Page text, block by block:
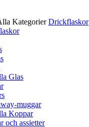
Kategorier Drickflaskor
Glas
muggar
Koppar
och assietter